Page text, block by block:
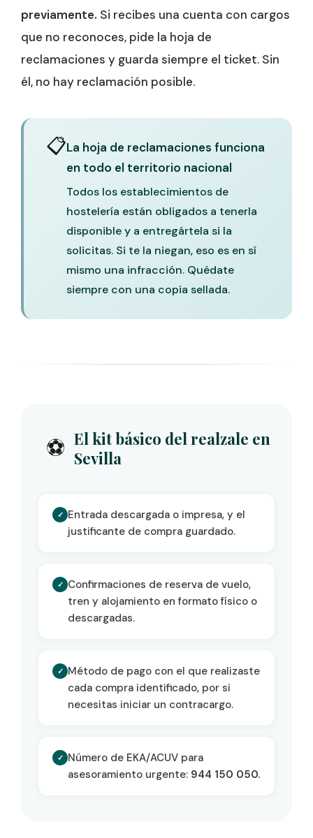
previamente. Si recibes una cuenta con cargos
que no reconoces, pide la hoja de
reclamaciones y guarda siempre el ticket. Sin
él, no hay reclamación posible.
📋La hoja de reclamaciones funciona
en todo el territorio nacional
Todos los establecimientos de
hostelería están obligados a tenerla
disponible y a entregártela si la
solicitas. Si te la niegan, eso es en sí
mismo una infracción. Quédate
siempre con una copia sellada.
⚽ El kit básico del realzale en
Sevilla
✓ Entrada descargada o impresa, y el
justificante de compra guardado.
✓ Confirmaciones de reserva de vuelo,
tren y alojamiento en formato físico o
descargadas.
✓ Método de pago con el que realizaste
cada compra identificado, por si
necesitas iniciar un contracargo.
✓ Número de EKA/ACUV para
asesoramiento urgente: 944 150 050.